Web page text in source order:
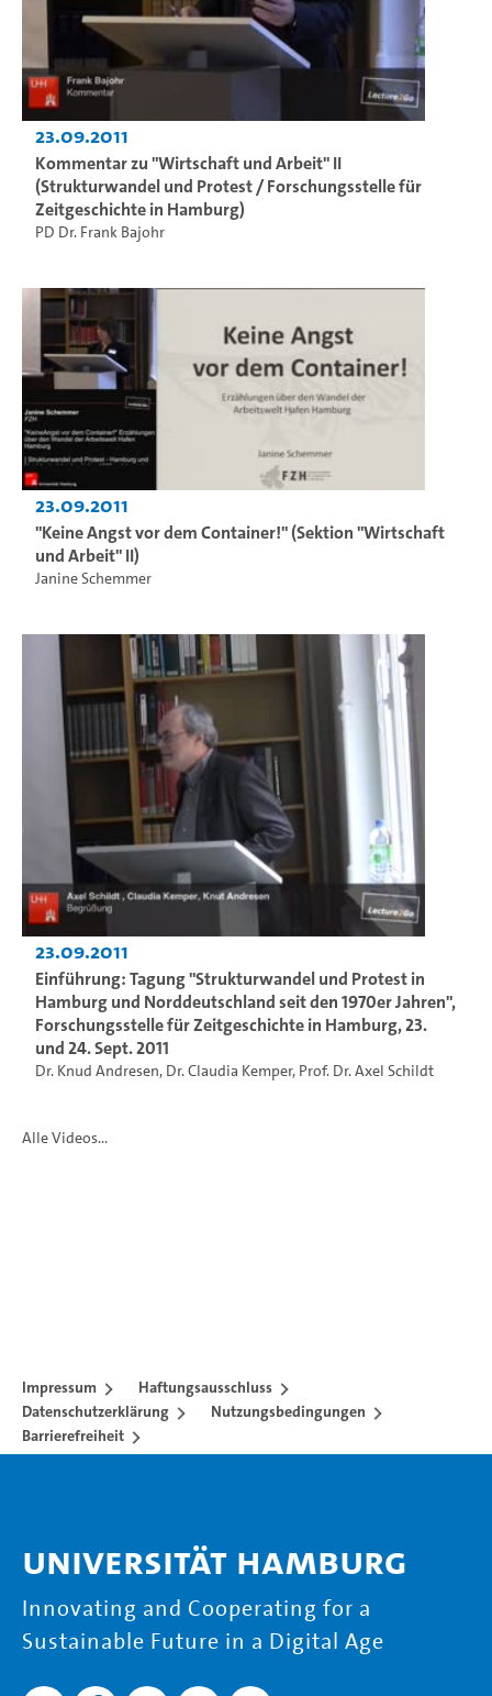
23.09.2011
Kommentar zu "Wirtschaft und Arbeit" II
(Strukturwandel und Protest / Forschungsstelle für
Zeitgeschichte in Hamburg)
PD Dr. Frank Bajohr
23.09.2011
"Keine Angst vor dem Container!" (Sektion "Wirtschaft
und Arbeit" II)
Janine Schemmer
23.09.2011
Einführung: Tagung "Strukturwandel und Protest in
Hamburg und Norddeutschland seit den 1970er Jahren",
Forschungsstelle für Zeitgeschichte in Hamburg, 23.
und 24. Sept. 2011
Dr. Knud Andresen, Dr. Claudia Kemper, Prof. Dr. Axel Schildt
Alle Videos...
Impressum
Haftungsausschluss
Datenschutzerklärung
Nutzungsbedingungen
Barrierefreiheit
Universität Hamburg
Innovating and Cooperating for a
Sustainable Future in a Digital Age